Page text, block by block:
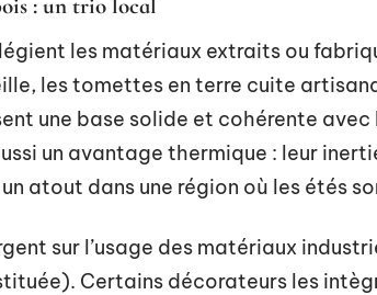
: un trio local
les matériaux extraits ou
les tomettes en terre cuite
une base solide et cohérente avec
un avantage thermique : leur
atout dans une région où les étés
sur l’usage des matériaux
Certains décorateurs les